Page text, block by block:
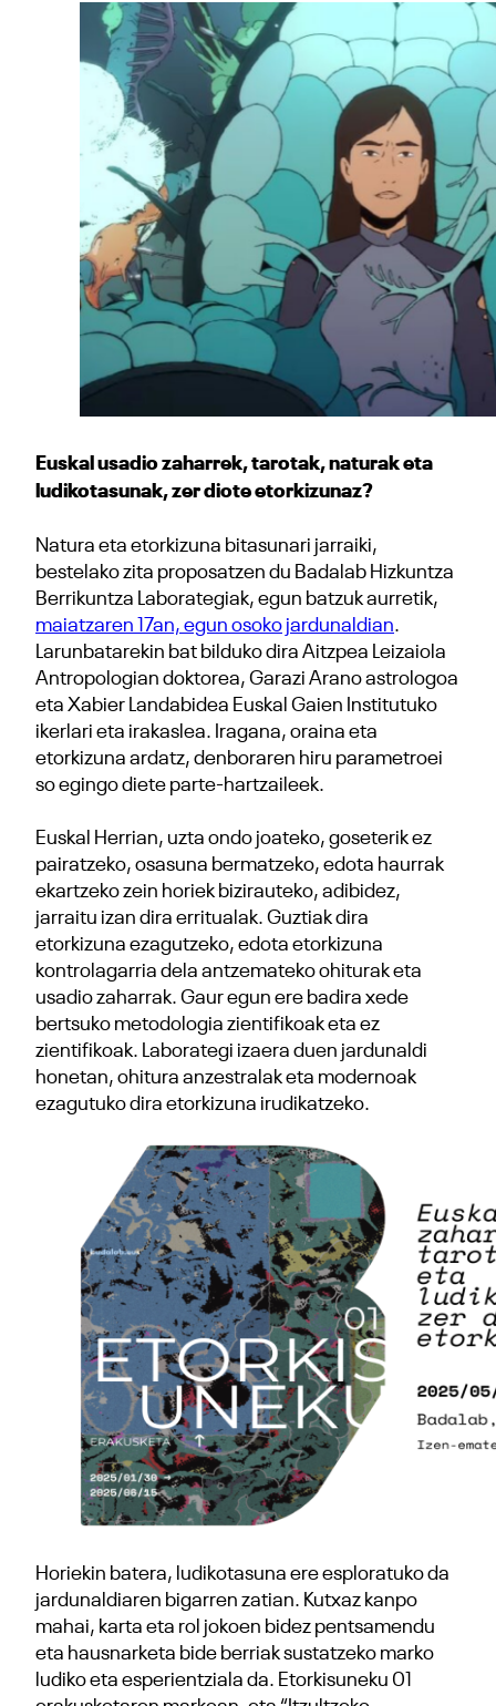
Euskal usadio zaharrek, tarotak, naturak eta
ludikotasunak, zer diote etorkizunaz?
Natura eta etorkizuna bitasunari jarraiki,
bestelako zita proposatzen du Badalab Hizkuntza
Berrikuntza Laborategiak, egun batzuk aurretik,
maiatzaren 17an, egun osoko jardunaldian.
Larunbatarekin bat bilduko dira Aitzpea Leizaiola
Antropologian doktorea, Garazi Arano astrologoa
eta Xabier Landabidea Euskal Gaien Institutuko
ikerlari eta irakaslea. Iragana, oraina eta
etorkizuna ardatz, denboraren hiru parametroei
so egingo diete parte-hartzaileek.
Euskal Herrian, uzta ondo joateko, goseterik ez
pairatzeko, osasuna bermatzeko, edota haurrak
ekartzeko zein horiek bizirauteko, adibidez,
jarraitu izan dira erritualak. Guztiak dira
etorkizuna ezagutzeko, edota etorkizuna
kontrolagarria dela antzemateko ohiturak eta
usadio zaharrak. Gaur egun ere badira xede
bertsuko metodologia zientifikoak eta ez
zientifikoak. Laborategi izaera duen jardunaldi
honetan, ohitura anzestralak eta modernoak
ezagutuko dira etorkizuna irudikatzeko.
Horiekin batera, ludikotasuna ere esploratuko da
jardunaldiaren bigarren zatian. Kutxaz kanpo
mahai, karta eta rol jokoen bidez pentsamendu
eta hausnarketa bide berriak sustatzeko marko
ludiko eta esperientziala da. Etorkisuneku 01